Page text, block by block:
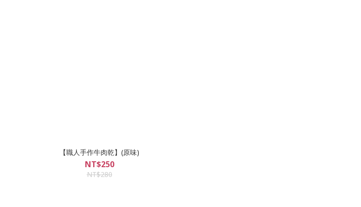
【職人手作牛肉乾】(原味)
NT$250
NT$280